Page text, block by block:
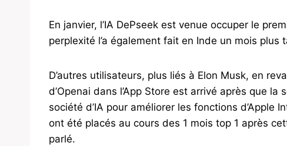
En janvier, l’IA DePseek est venue occuper le
perplexité l’a également fait en Inde un mois plus
D’autres utilisateurs, plus liés à Elon Musk, en
d’Openai dans l’App Store est arrivé après que
société d’IA pour améliorer les fonctions d’Apple
ont été placés au cours des 1 mois top 1 après
parlé.